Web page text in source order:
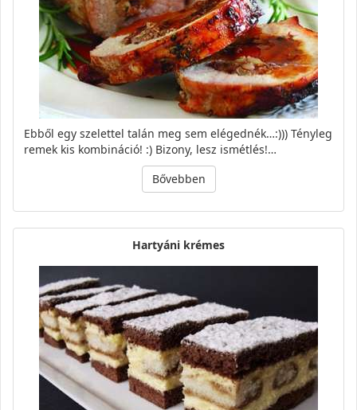
Ebből egy szelettel talán meg sem elégednék…:))) Tényleg
remek kis kombináció! :) Bizony, lesz ismétlés!…
Bővebben
Hartyáni krémes